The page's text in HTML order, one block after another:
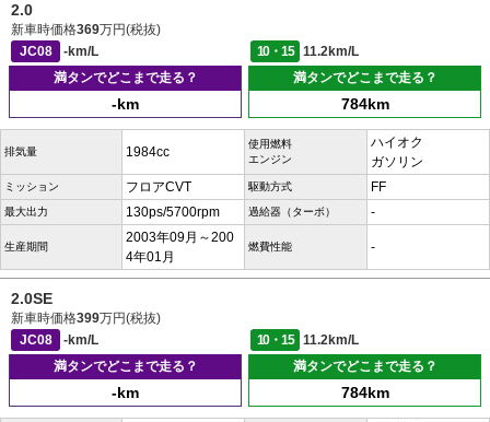
2.0
新車時価格369万円(税抜)
JC08
-km/L 10・15
11.2km/L
満タンでどこまで走る？
-km
満タンでどこまで走る？
784km
排気量 1984cc
使用燃料
エンジン
ハイオク
ガソリン
ミッション フロアCVT 駆動方式 FF
最大出力 130ps/5700rpm 過給器（ターボ） -
生産期間
2003年09月～200
4年01月
燃費性能 -
2.0SE
新車時価格399万円(税抜)
JC08
-km/L 10・15
11.2km/L
満タンでどこまで走る？
-km
満タンでどこまで走る？
784km